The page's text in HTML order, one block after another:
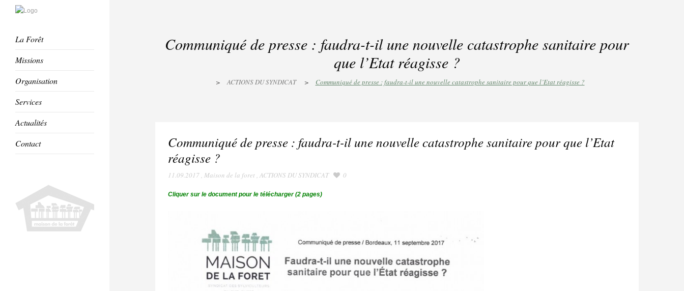
La Forêt
Missions
Organisation
Services
Actualités
Contact
Communiqué de presse : faudra-t-il une nouvelle catastrophe sanitaire pour
que l’Etat réagisse ?
> ACTIONS DU SYNDICAT > Communiqué de presse : faudra-t-il une nouvelle catastrophe sanitaire pour que l’Etat réagisse ?
Communiqué de presse : faudra-t-il une nouvelle catastrophe sanitaire pour que l’Etat
réagisse ?
11.09.2017, Maison de la foret , ACTIONS DU SYNDICAT 0
Cliquer sur le document pour le télécharger (2 pages)